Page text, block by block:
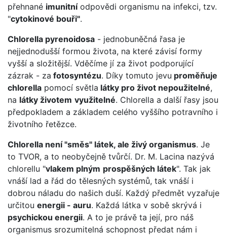
přehnané imunitníodpovědi organismu na infekci, tzv.
"cytokinové bouři".
Chlorella pyrenoidosa - jednobuněčná řasa je
nejjednodušší formou života, na které závisí formy
vyšší a složitější. Vděčíme jí za život podporující
zázrak - za fotosyntézu. Díky tomuto jevu proměňuje
chlorella pomocí světla látky pro život nepoužitelné,
na látky životem využitelné. Chlorella a další řasy jsou
předpokladem a základem celého vyššího potravního i
životního řetězce.
Chlorella není "směs" látek, ale živý organismus. Je
to TVOR, a to neobyčejně tvůrčí. Dr. M. Lacina nazývá
chlorellu "vlakem plným prospěšných látek". Tak jak
vnáší lad a řád do tělesných systémů, tak vnáší i
dobrou náladu do našich duší. Každý předmět vyzařuje
určitou energii - auru. Každá látka v sobě skrývá i
psychickou energii. A to je právě ta její, pro náš
organismus srozumitelná schopnost předat nám i